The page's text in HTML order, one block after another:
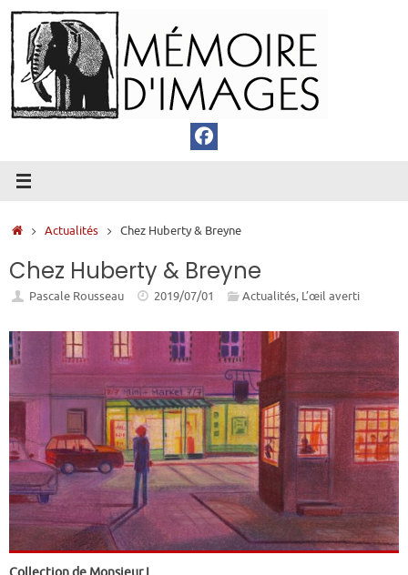
Passer
au
contenu
Accueil
Actualités Chez Huberty & Breyne
Chez Huberty & Breyne
Pascale Rousseau 2019/07/01 Actualités, L’œil averti